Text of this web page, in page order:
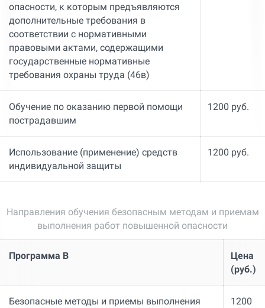
опасности, к которым предъявляются
дополнительные требования в
соответствии с нормативными
правовыми актами, содержащими
государственные нормативные
требования охраны труда (46в)
Обучение по оказанию первой помощи
пострадавшим
1200 руб.
Использование (применение) средств
индивидуальной защиты
1200 руб.
Направления обучения безопасным методам и приемам
выполнения работ повышенной опасности
Программа В
Цена
(руб.)
Безопасные методы и приемы выполнения
1200